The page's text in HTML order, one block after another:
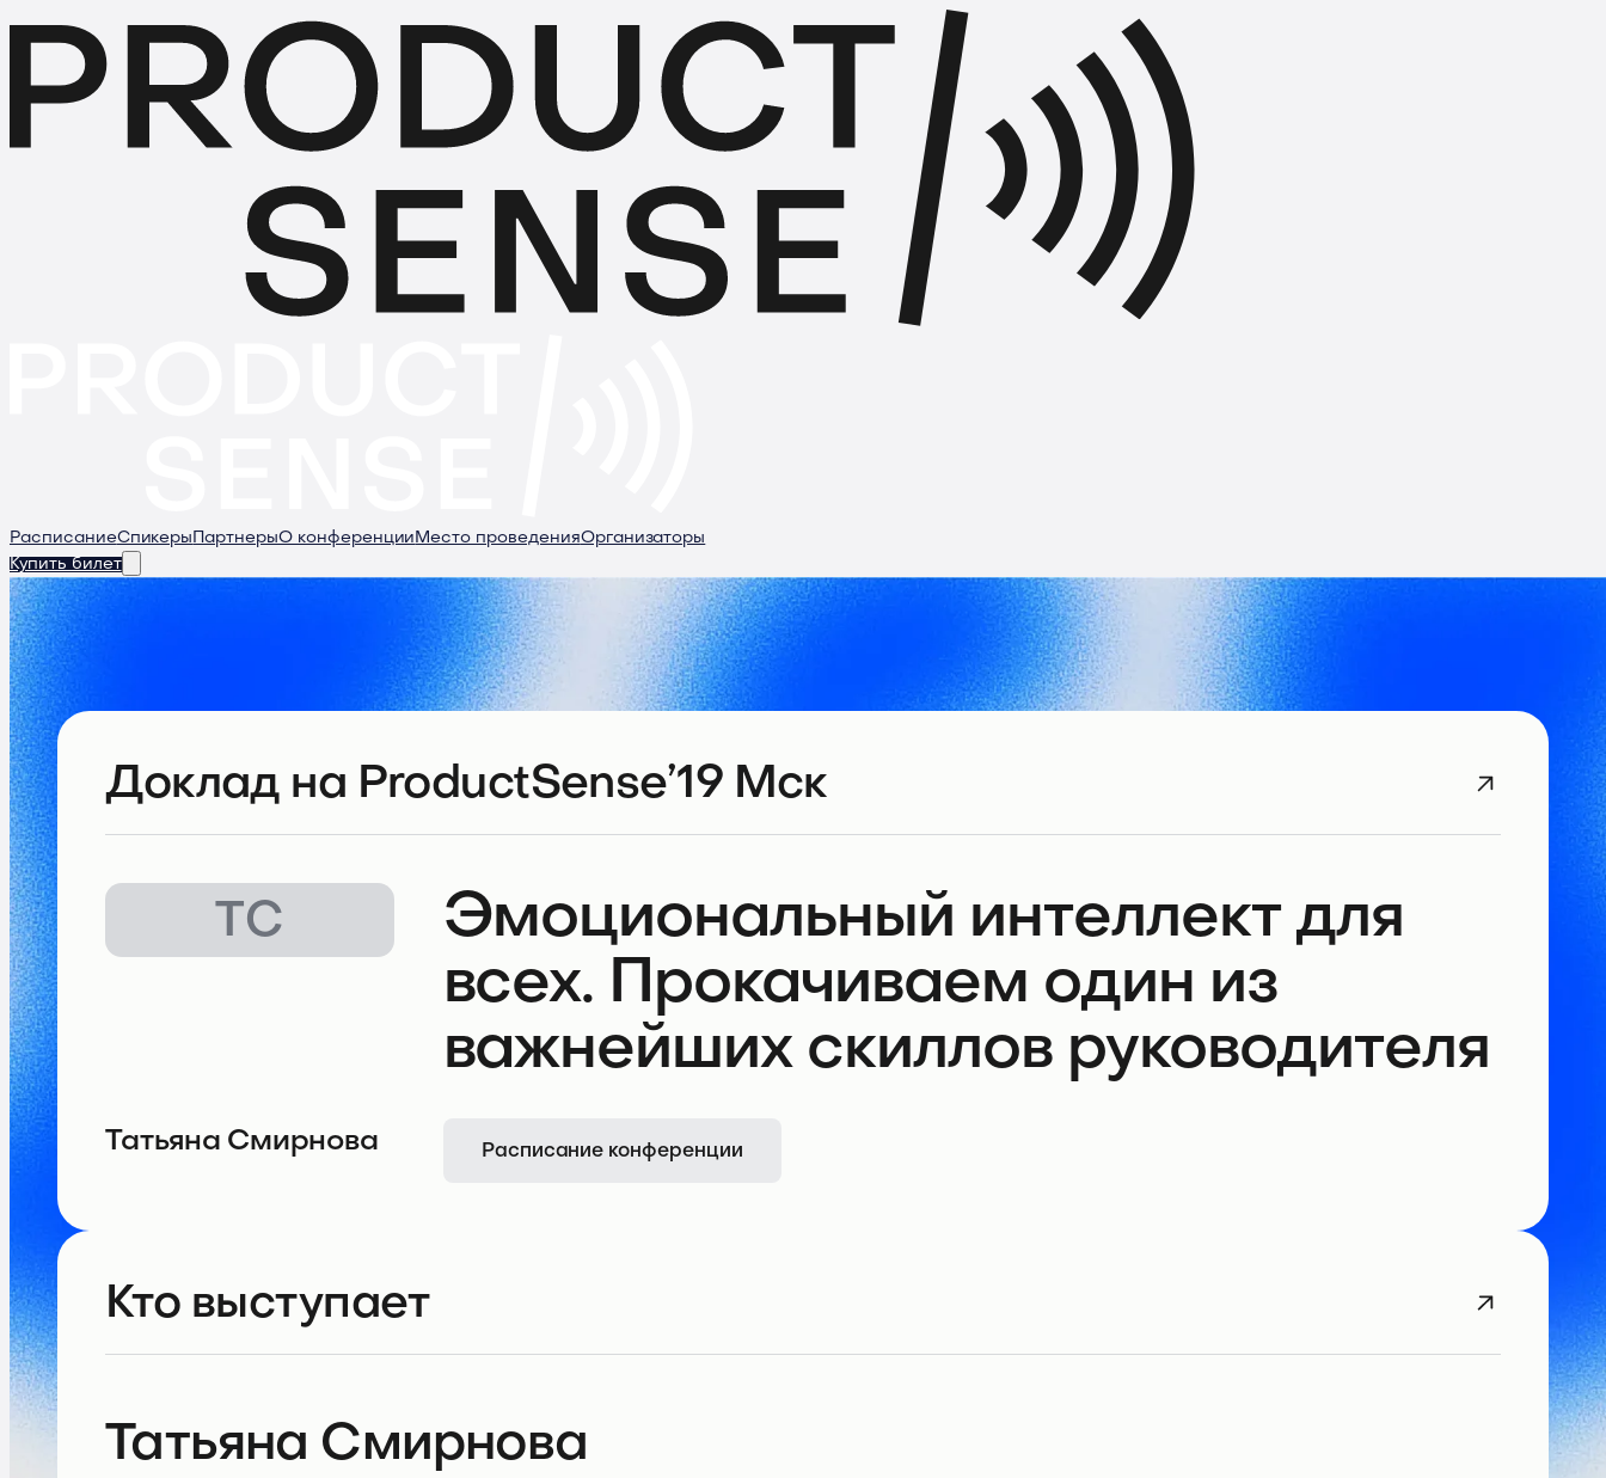
РасписаниеСпикеры ПартнерыО конференции Место проведенияОрганизаторы
Купить билет
Доклад на ProductSense’19 Мск
ТС
Эмоциональный интеллект для
всех. Прокачиваем один из
важнейших скиллов руководителя
Татьяна Смирнова Расписание конференции
Кто выступает
Татьяна Смирнова